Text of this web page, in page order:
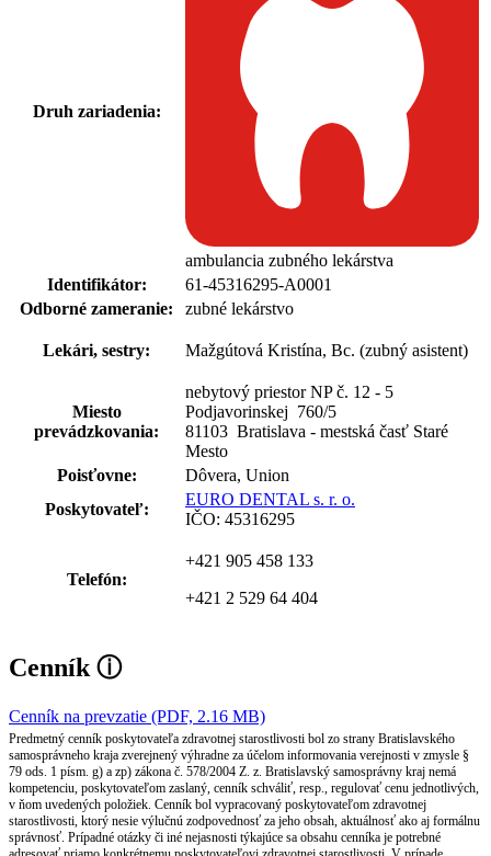
Druh zariadenia:
ambulancia zubného lekárstva
Identifikátor:
61-45316295-A0001
Odborné zameranie:
zubné lekárstvo
Lekári, sestry: Mažgútová Kristína, Bc. (zubný asistent)
Miesto
prevádzkovania:
nebytový priestor NP č. 12 - 5
Podjavorinskej 760/5
81103 Bratislava - mestská časť Staré
Mesto
Poisťovne:
Dôvera, Union
Poskytovateľ:
EURO DENTAL s. r. o.
IČO: 45316295
Telefón:
+421 905 458 133
+421 2 529 64 404
Cenník ⓘ
Cenník na prevzatie (PDF, 2.16 MB)
Predmetný cenník poskytovateľa zdravotnej starostlivosti bol zo strany Bratislavského
samosprávneho kraja zverejnený výhradne za účelom informovania verejnosti v zmysle §
79 ods. 1 písm. g) a zp) zákona č. 578/2004 Z. z. Bratislavský samosprávny kraj nemá
kompetenciu, poskytovateľom zaslaný, cenník schváliť, resp., regulovať cenu jednotlivých,
v ňom uvedených položiek. Cenník bol vypracovaný poskytovateľom zdravotnej
starostlivosti, ktorý nesie výlučnú zodpovednosť za jeho obsah, aktuálnosť ako aj formálnu
správnosť. Prípadné otázky či iné nejasnosti týkajúce sa obsahu cenníka je potrebné